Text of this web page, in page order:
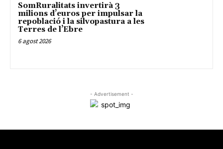
SomRuralitats invertirà 3
milions d’euros per impulsar la
repoblació i la silvopastura a les
Terres de l’Ebre
6 agost 2026
- Advertisement -